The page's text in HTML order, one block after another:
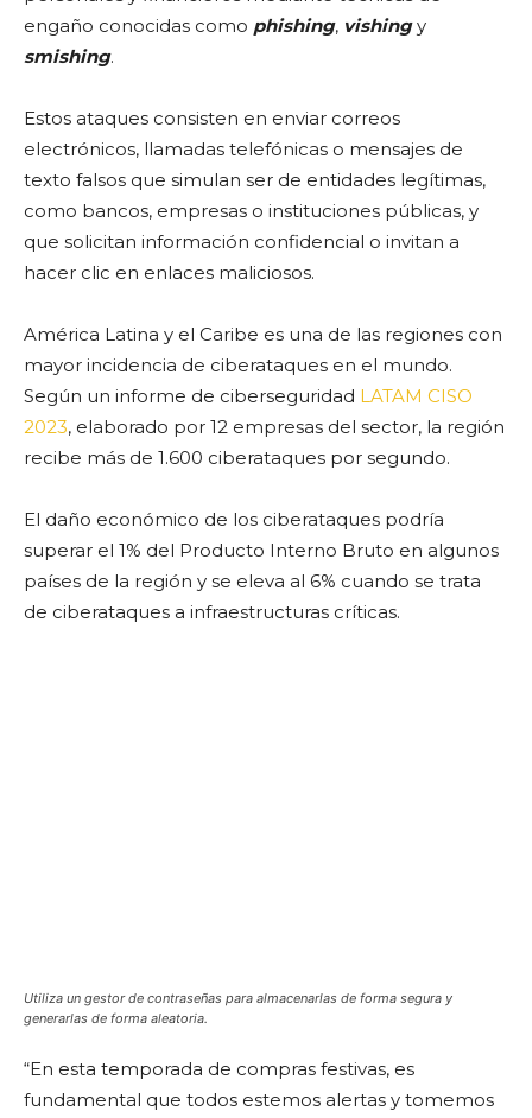
engaño conocidas como phishing, vishingy
smishing.
Estos ataques consisten en enviar correos
electrónicos, llamadas telefónicas o mensajes de
texto falsos que simulan ser de entidades legítimas,
como bancos, empresas o instituciones públicas, y
que solicitan información confidencial o invitan a
hacer clic en enlaces maliciosos.
América Latina y el Caribe es una de las regiones con
mayor incidencia de ciberataques en el mundo.
Según un informe de ciberseguridad LATAM CISO
2023, elaborado por 12 empresas del sector, la región
recibe más de 1.600 ciberataques por segundo.
El daño económico de los ciberataques podría
superar el 1% del Producto Interno Bruto en algunos
países de la región y se eleva al 6% cuando se trata
de ciberataques a infraestructuras críticas.
Utiliza un gestor de contraseñas para almacenarlas de forma segura y
generarlas de forma aleatoria.
“En esta temporada de compras festivas, es
fundamental que todos estemos alertas y tomemos